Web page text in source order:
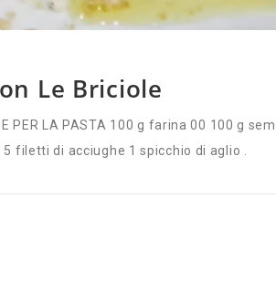
Le Briciole
PER LA PASTA 100 g farina 00 100 g
5 filetti di acciughe 1 spicchio di aglio .